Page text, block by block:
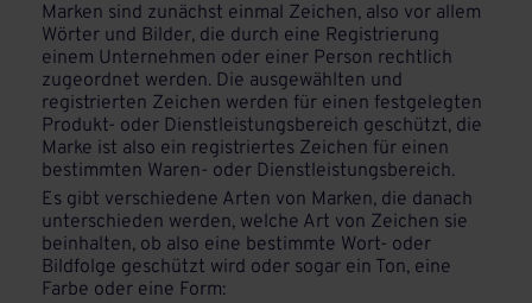
Marken sind zunächst einmal Zeichen, also vor allem
Wörter und Bilder, die durch eine Registrierung
einem Unternehmen oder einer Person rechtlich
zugeordnet werden. Die ausgewählten und
registrierten Zeichen werden für einen festgelegten
Produkt- oder Dienstleistungsbereich geschützt, die
Marke ist also ein registriertes Zeichen für einen
bestimmten Waren- oder Dienstleistungsbereich.
Es gibt verschiedene Arten von Marken, die danach
unterschieden werden, welche Art von Zeichen sie
beinhalten, ob also eine bestimmte Wort- oder
Bildfolge geschützt wird oder sogar ein Ton, eine
Farbe oder eine Form: